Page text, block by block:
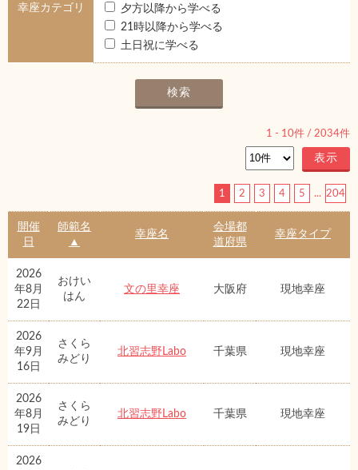
幸座カテゴリ
夕方以降から学べる
21時以降から学べる
土日祝に学べる
1 - 10件 / 2034件
1 2 3 4 5 ... 204
開催
日
師範名
▲
幸座名
会場都
道府県
幸座タイプ
2026
年8月
22日
おけい
はん
文の里幸座 大阪府 現地幸座
2026
年9月
16日
さくら
みどり
北習志野Labo 千葉県 現地幸座
2026
年8月
19日
さくら
みどり
北習志野Labo 千葉県 現地幸座
2026